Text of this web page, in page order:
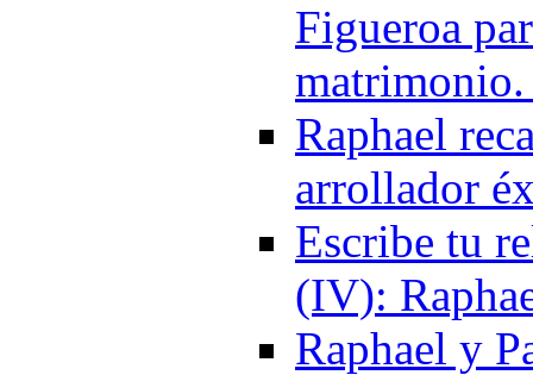
Figueroa
Raphael
arrollador
Escribe tu
(IV):
Raphael y